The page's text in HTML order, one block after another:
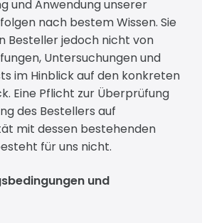
und Anwendung unserer
nach bestem Wissen. Sie
Besteller jedoch nicht von
Untersuchungen und
im Hinblick auf den konkreten
Eine Pflicht zur Überprüfung
des Bestellers auf
mit dessen bestehenden
für uns nicht.
und